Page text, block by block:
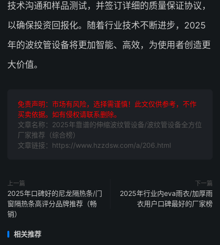
技术沟通和样品测试，并签订详细的质量保证协议，
以确保投资回报化。随着行业技术不断进步，2025
年的波纹管设备将更加智能、高效，为使用者创造更
大价值。
免责声明：市场有风险，选择需谨慎！此文仅供参考，不作
买卖依据。如有侵权请联系删除。
文章名称：2025年靠谱的伸缩波纹管设备/波纹管设备全方位
厂家推荐（综合榜）
文章链接：https://www.hzzdsw.com/a/206.html
上一篇
2025年口碑好的尼龙隔热条/门
窗隔热条高评分品牌推荐（畅
销）
下一篇
2025年行业内eva雨衣/加厚雨
衣用户口碑最好的厂家榜
相关推荐